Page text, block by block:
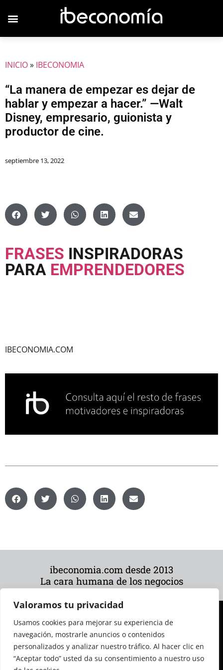
Valoramos tu privacidad
Usamos cookies para mejorar su experiencia de
navegación, mostrarle anuncios o contenidos
personalizados y analizar nuestro tráfico. Al hacer clic en
“Aceptar todo” usted da su consentimiento a nuestro uso
INICIO» IBECONOMIA
“La manera de empezar es dejar de
hablar y empezar a hacer.” —Walt
Disney, empresario, guionista y
productor de cine.
septiembre 13, 2022
FRASES INSPIRADORAS
PARA EMPRENDEDORES
IBECONOMIA.COM
ibeconomia.com desde 2013
La cara humana de los negocios